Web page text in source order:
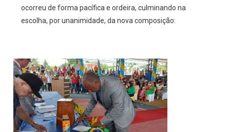
ocorreu de forma pacífica e ordeira, culminando na
escolha, por unanimidade, da nova composição: